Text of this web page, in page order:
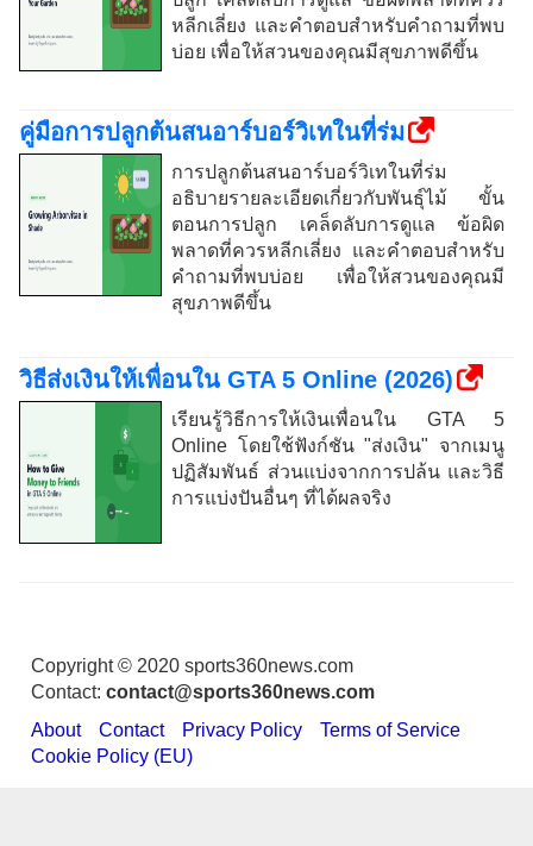
หลีกเลี่ยง และคำตอบสำหรับคำถามที่พบ
บ่อย เพื่อให้สวนของคุณมีสุขภาพดีขึ้น
คู่มือการปลูกต้นสนอาร์บอร์วิเทในที่ร่ม
การปลูกต้นสนอาร์บอร์วิเทในที่ร่ม
อธิบายรายละเอียดเกี่ยวกับพันธุ์ไม้ ขั้น
ตอนการปลูก เคล็ดลับการดูแล ข้อผิด
พลาดที่ควรหลีกเลี่ยง และคำตอบสำหรับ
คำถามที่พบบ่อย เพื่อให้สวนของคุณมี
สุขภาพดีขึ้น
วิธีส่งเงินให้เพื่อนใน GTA 5 Online (2026)
เรียนรู้วิธีการให้เงินเพื่อนใน GTA 5
Online โดยใช้ฟังก์ชัน "ส่งเงิน" จากเมนู
ปฏิสัมพันธ์ ส่วนแบ่งจากการปล้น และวิธี
การแบ่งปันอื่นๆ ที่ได้ผลจริง
Copyright © 2020 sports360news.com
Contact: contact@sports360news.com
About
Contact Privacy Policy
Terms of Service
Cookie Policy (EU)